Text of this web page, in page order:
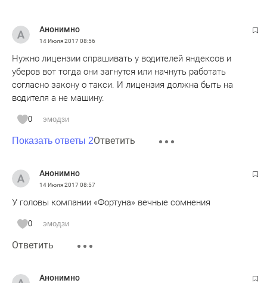
Анонимно
14 Июля 201708:56
Нужно лицензии спрашивать у водителей яндексов и
уберов вот тогда они загнутся или начнуть работать
согласно закону о такси. И лицензия должна быть на
водителя а не машину.
0 эмодзи
Показать ответы 2Ответить
Анонимно
14 Июля 201708:57
У головы компании «Фортуна» вечные сомнения
0 эмодзи
Ответить
Анонимно